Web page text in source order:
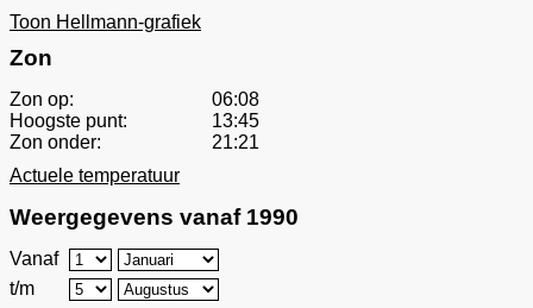
Toon Hellmann-grafiek
Zon
Zon op:
06:08
Hoogste punt:
13:45
Zon onder:
21:21
Actuele temperatuur
Weergegevens vanaf 1990
Vanaf
t/m